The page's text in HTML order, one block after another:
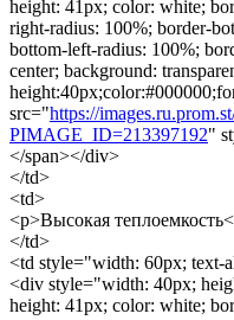
height: 41px; color: white;
right-radius: 100%; border-
bottom-left-radius: 100%;
center; background:
src="https://
PIMAGE_ID=213397192"
</span></div>
</td>
<td>
<p>Высокая
</td>
<td style="width: 60px; text-
<div style="width: 40px;
height: 41px; color: white;